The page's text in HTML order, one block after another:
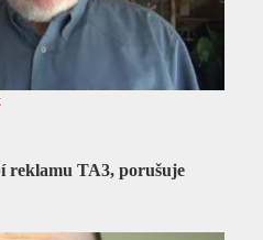
reklamu TA3, porušuje